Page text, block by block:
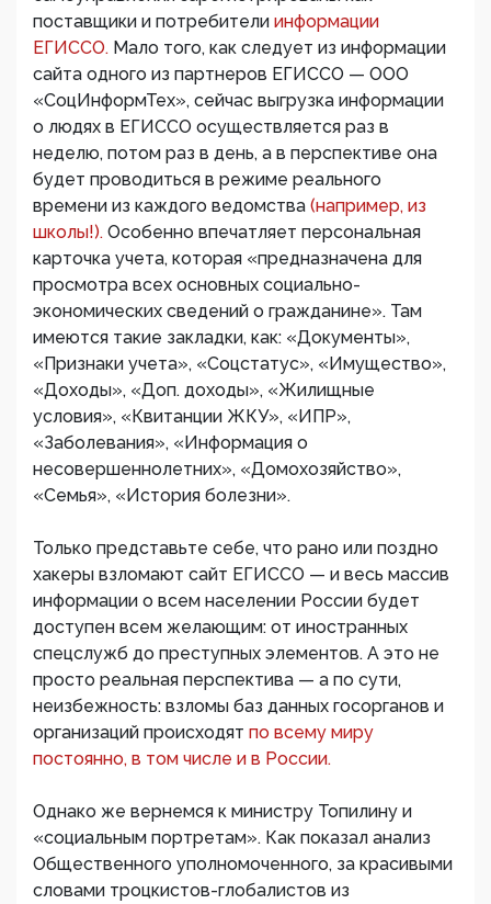
поставщики и потребители информации
ЕГИССО. Мало того, как следует из информации
сайта одного из партнеров ЕГИССО — ООО
«СоцИнформТех», сейчас выгрузка информации
о людях в ЕГИССО осуществляется раз в
неделю, потом раз в день, а в перспективе она
будет проводиться в режиме реального
времени из каждого ведомства (например, из
школы!). Особенно впечатляет персональная
карточка учета, которая «предназначена для
просмотра всех основных социально-
экономических сведений о гражданине». Там
имеются такие закладки, как: «Документы»,
«Признаки учета», «Соцстатус», «Имущество»,
«Доходы», «Доп. доходы», «Жилищные
условия», «Квитанции ЖКУ», «ИПР»,
«Заболевания», «Информация о
несовершеннолетних», «Домохозяйство»,
«Семья», «История болезни».
Только представьте себе, что рано или поздно
хакеры взломают сайт ЕГИССО — и весь массив
информации о всем населении России будет
доступен всем желающим: от иностранных
спецслужб до преступных элементов. А это не
просто реальная перспектива — а по сути,
неизбежность: взломы баз данных госорганов и
организаций происходят по всему миру
постоянно, в том числе и в России.
Однако же вернемся к министру Топилину и
«социальным портретам». Как показал анализ
Общественного уполномоченного, за красивыми
словами троцкистов-глобалистов из